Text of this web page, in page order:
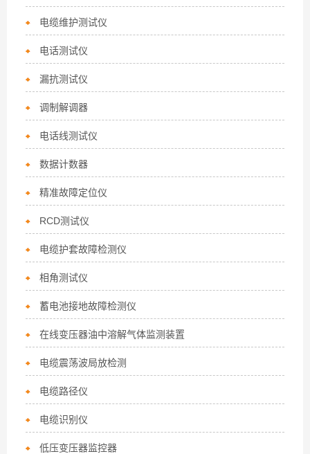
电缆维护测试仪
电话测试仪
漏抗测试仪
调制解调器
电话线测试仪
数据计数器
精准故障定位仪
RCD测试仪
电缆护套故障检测仪
相角测试仪
蓄电池接地故障检测仪
在线变压器油中溶解气体监测装置
电缆震荡波局放检测
电缆路径仪
电缆识别仪
低压变压器监控器